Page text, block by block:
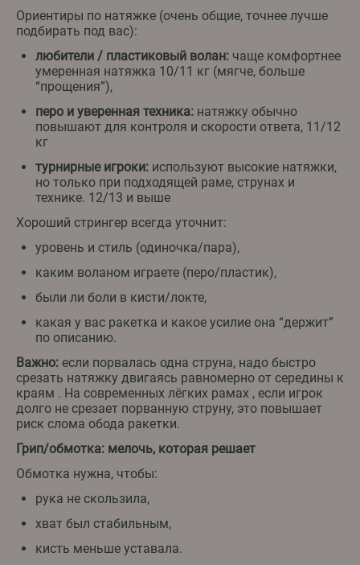
Ориентиры по натяжке (очень общие, точнее лучше
подбирать под вас):
любители / пластиковый волан: чаще комфортнее
умеренная натяжка 10/11 кг (мягче, больше
“прощения”),
перо и уверенная техника: натяжку обычно
повышают для контроля и скорости ответа, 11/12
кг
турнирные игроки: используют высокие натяжки,
но только при подходящей раме, струнах и
технике. 12/13 и выше
Хороший стрингер всегда уточнит:
уровень и стиль (одиночка/пара),
каким воланом играете (перо/пластик),
были ли боли в кисти/локте,
какая у вас ракетка и какое усилие она “держит”
по описанию.
Важно: если порвалась одна струна, надо быстро
срезать натяжку двигаясь равномерно от середины к
краям . На современных лёгких рамах , если игрок
долго не срезает порванную струну, это повышает
риск слома обода ракетки.
Грип/обмотка: мелочь, которая решает
Обмотка нужна, чтобы:
рука не скользила,
хват был стабильным,
кисть меньше уставала.